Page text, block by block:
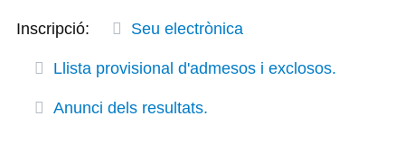
Inscripció: Seu electrònica
Llista provisional d'admesos i exclosos.
Anunci dels resultats.